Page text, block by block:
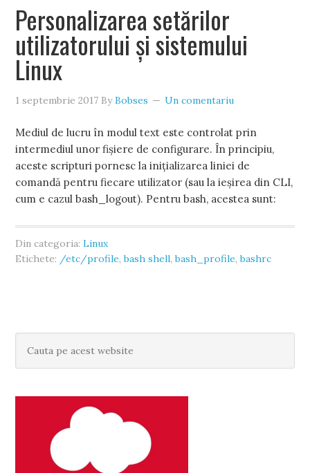
Personalizarea setărilor
utilizatorului și sistemului
Linux
1 septembrie 2017 ByBobses Un comentariu
Mediul de lucru în modul text este controlat prin
intermediul unor fișiere de configurare. În principiu,
aceste scripturi pornesc la inițializarea liniei de
comandă pentru fiecare utilizator (sau la ieșirea din CLI,
cum e cazul bash_logout). Pentru bash, acestea sunt:
Din categoria:Linux
Etichete: /etc/profile,bash shell,bash_profile,bashrc